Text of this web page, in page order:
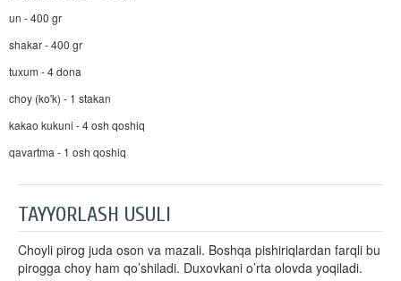
un - 400 gr
shakar - 400 gr
tuxum - 4 dona
choy (ko'k) - 1 stakan
kakao kukuni - 4 osh qoshiq
qavartma - 1 osh qoshiq
TAYYORLASH USULI
Choyli pirog juda oson va mazali. Boshqa pishiriqlardan farqli bu
pirogga choy ham qo’shiladi. Duxovkani o’rta olovda yoqiladi.